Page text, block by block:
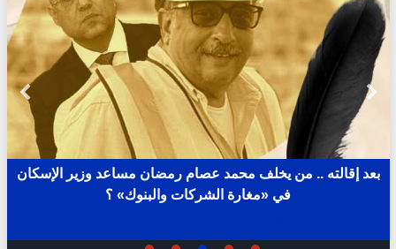
بعد إقالته .. من يخلف محمد عصام رمضان مساعد وزير الإسكان
في «مغارة الشركات والبنوك» ؟